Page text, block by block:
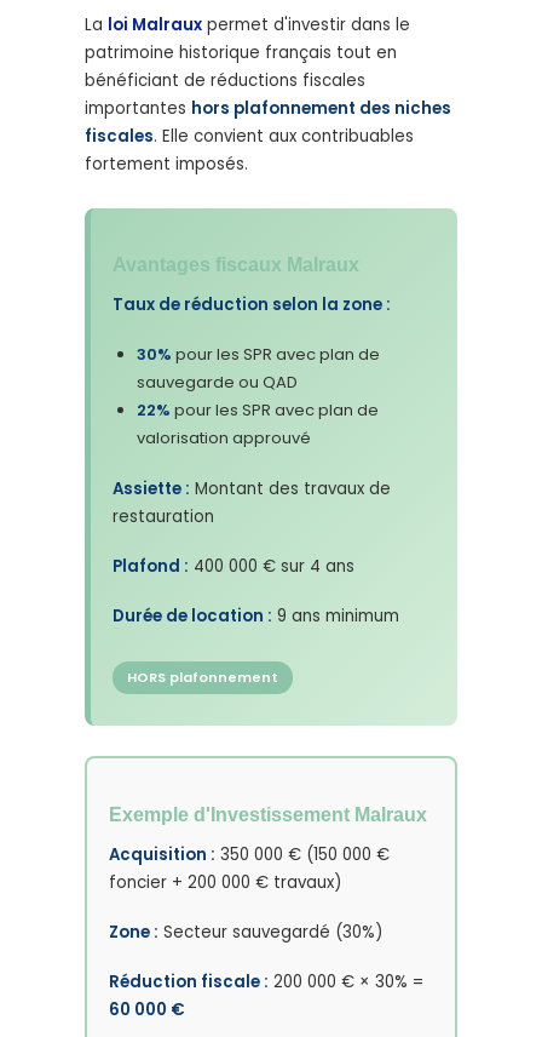
La loi Malraux permet d'investir dans le
patrimoine historique français tout en
bénéficiant de réductions fiscales
importantes hors plafonnement des niches
fiscales. Elle convient aux contribuables
fortement imposés.
Avantages fiscaux Malraux
Taux de réduction selon la zone :
30% pour les SPR avec plan de
sauvegarde ou QAD
22% pour les SPR avec plan de
valorisation approuvé
Assiette : Montant des travaux de
restauration
Plafond : 400 000 € sur 4 ans
Durée de location : 9 ans minimum
HORS plafonnement
Exemple d'Investissement Malraux
Acquisition : 350 000 € (150 000 €
foncier + 200 000 € travaux)
Zone : Secteur sauvegardé (30%)
Réduction fiscale : 200 000 € × 30% =
60 000 €